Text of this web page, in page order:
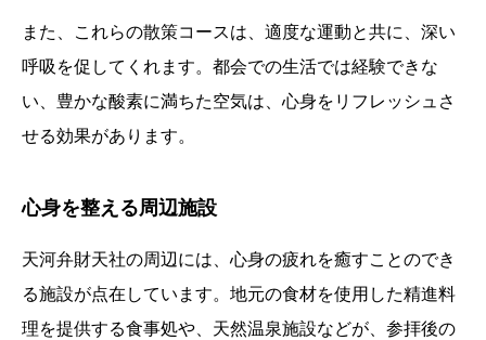
また、これらの散策コースは、適度な運動と共に、深い
呼吸を促してくれます。都会での生活では経験できな
い、豊かな酸素に満ちた空気は、心身をリフレッシュさ
せる効果があります。
心身を整える周辺施設
天河弁財天社の周辺には、心身の疲れを癒すことのでき
る施設が点在しています。地元の食材を使用した精進料
理を提供する食事処や、天然温泉施設などが、参拝後の